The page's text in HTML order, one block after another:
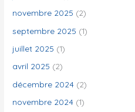
:
novembre 2025 (2)
septembre 2025 (1)
juillet 2025 (1)
avril 2025 (2)
décembre 2024 (2)
novembre 2024 (1)